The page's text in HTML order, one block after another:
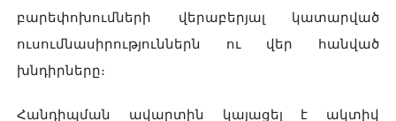
բարեփոխումների վերաբերյալ կատարված
ուսումնասիրություններն ու վեր հանված
խնդիրները։
Հանդիպման ավարտին կայացել է ակտիվ